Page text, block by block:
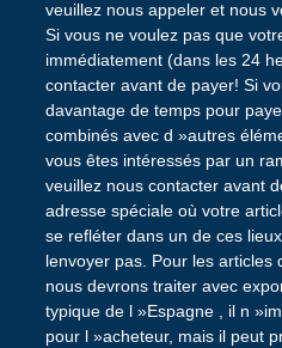
veuillez nous appeler et nous
Si vous ne voulez pas que
immédiatement (dans les 24
contacter avant de payer! Si
davantage de temps pour
combinés avec d »autres
vous êtes intéressés par un
veuillez nous contacter avant
adresse spéciale où votre
se refléter dans un de ces
lenvoyer pas. Pour les articles
nous devrons traiter avec
typique de l »Espagne , il n
pour l »acheteur, mais il peut